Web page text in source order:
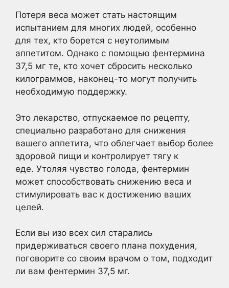
Потеря веса может стать настоящим
испытанием для многих людей, особенно
для тех, кто борется с неутолимым
аппетитом. Однако с помощью фентермина
37,5 мг те, кто хочет сбросить несколько
килограммов, наконец-то могут получить
необходимую поддержку.
Это лекарство, отпускаемое по рецепту,
специально разработано для снижения
вашего аппетита, что облегчает выбор более
здоровой пищи и контролирует тягу к
еде. Утоляя чувство голода, фентермин
может способствовать снижению веса и
стимулировать вас к достижению ваших
целей.
Если вы изо всех сил старались
придерживаться своего плана похудения,
поговорите со своим врачом о том, подходит
ли вам фентермин 37,5 мг.